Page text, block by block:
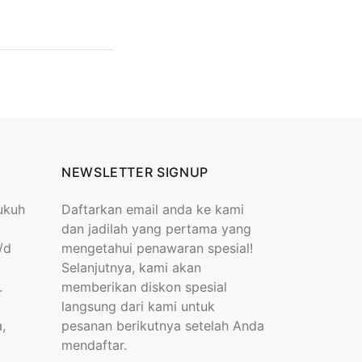
d
NEWSLETTER SIGNUP
Daftarkan email anda ke kami
dan jadilah yang pertama yang
mengetahui penawaran spesial!
Selanjutnya, kami akan
memberikan diskon spesial
langsung dari kami untuk
pesanan berikutnya setelah Anda
mendaftar.